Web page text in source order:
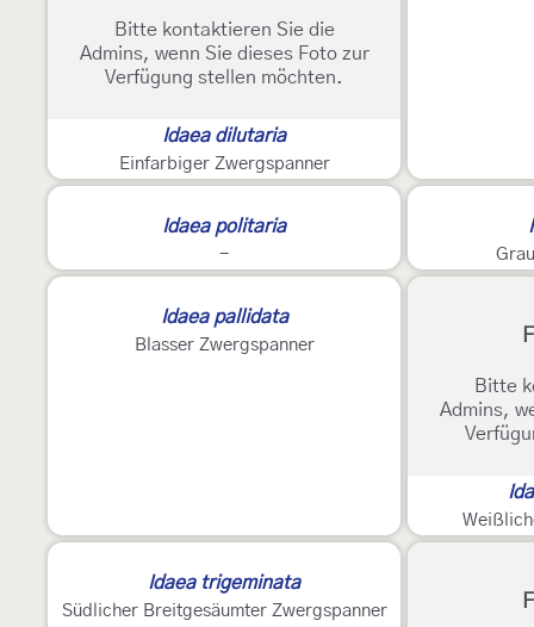
Bitte kontaktieren Sie die
Admins, wenn Sie dieses Foto zur
Verfügung stellen möchten.
Idaea dilutaria
Einfarbiger Zwergspanner
Idaea politaria
-
Idaea pallidata
Blasser Zwergspanner
Bitte
Admins,
Idaea trigeminata
Südlicher Breitgesäumter Zwergspanner